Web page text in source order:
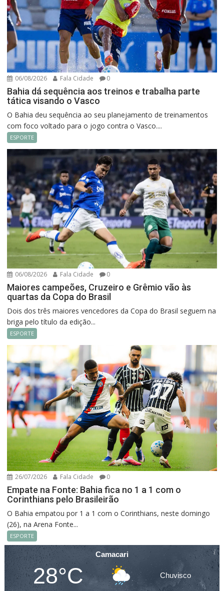
06/08/2026 Fala Cidade 0
Bahia dá sequência aos treinos e trabalha parte
tática visando o Vasco
O Bahia deu sequência ao seu planejamento de treinamentos
com foco voltado para o jogo contra o Vasco....
ESPORTE
06/08/2026 Fala Cidade 0
Maiores campeões, Cruzeiro e Grêmio vão às
quartas da Copa do Brasil
Dois dos três maiores vencedores da Copa do Brasil seguem na
briga pelo título da edição...
ESPORTE
26/07/2026 Fala Cidade 0
Empate na Fonte: Bahia fica no 1 a 1 com o
Corinthians pelo Brasileirão
O Bahia empatou por 1 a 1 com o Corinthians, neste domingo
(26), na Arena Fonte...
ESPORTE
Camacari
28°C Chuvisco